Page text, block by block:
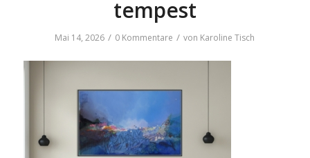
tempest
Mai 14, 2026 / 0 Kommentare / von Karoline Tisch